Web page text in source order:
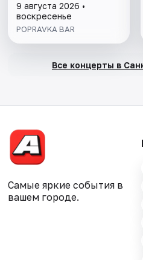
9 августа 2026 •
воскресенье
POPRAVKA BAR
Все концерты в
Самые яркие события в
вашем городе.